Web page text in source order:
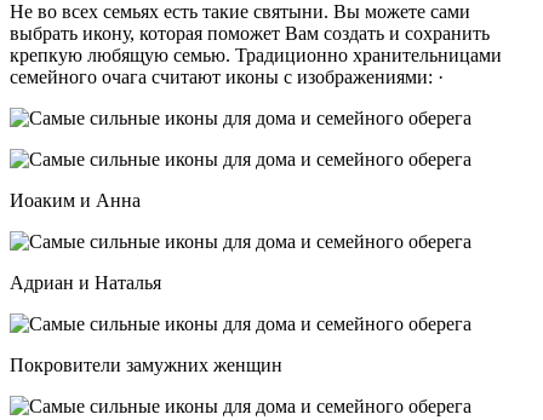
Не во всех семьях есть такие святыни. Вы можете сами
выбрать икону, которая поможет Вам создать и сохранить
крепкую любящую семью. Традиционно хранительницами
семейного очага считают иконы с изображениями: ·
Иоаким и Анна
Адриан и Наталья
Покровители замужних женщин